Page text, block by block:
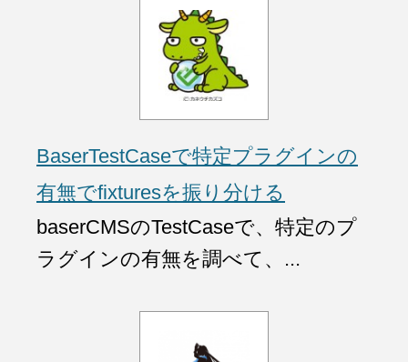
BaserTestCaseで特定プラグインの
有無でfixturesを振り分ける
baserCMSのTestCaseで、特定のプ
ラグインの有無を調べて、...